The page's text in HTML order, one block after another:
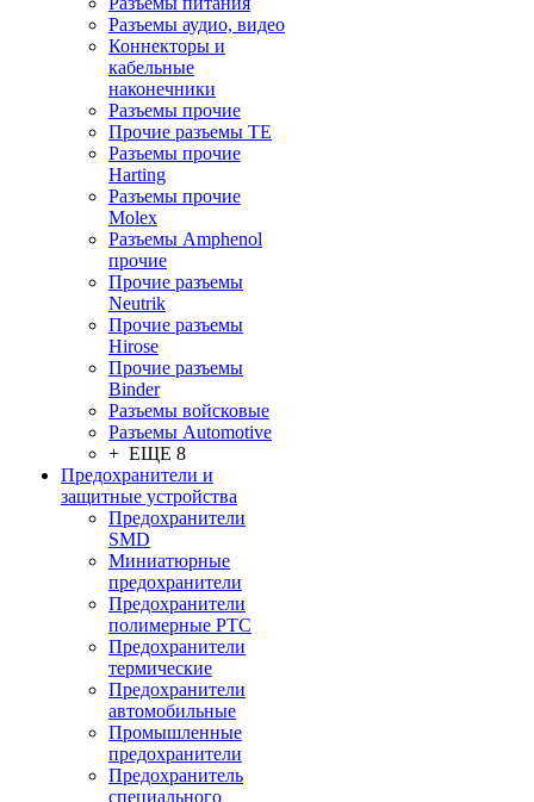
Разъeмы аудио, видео
Коннекторы и
кабельные
наконечники
Разъeмы прочие
Прочие разъемы TE
Разъемы прочие
Harting
Разъемы прочие
Molex
Разъемы Amphenol
прочие
Прочие разъемы
Neutrik
Прочие разъемы
Hirose
Прочие разъемы
Binder
Разъемы войсковые
Разъeмы Automotive
+ ЕЩЕ 8
Предохранители и
защитные устройства
Предохранители
SMD
Миниатюрные
предохранители
Предохранители
полимерные PTC
Предохранители
термические
Предохранители
автомобильные
Промышленные
предохранители
Предохранитель
специального